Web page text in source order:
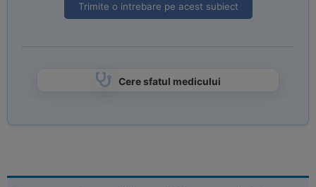
Trimite o intrebare pe acest subiect
Cere sfatul medicului